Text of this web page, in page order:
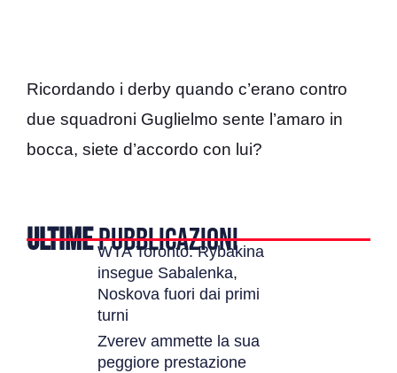
Ricordando i derby quando c’erano contro
due squadroni Guglielmo sente l’amaro in
bocca, siete d’accordo con lui?
ULTIMEPUBBLICAZIONI
WTA Toronto: Rybakina
insegue Sabalenka,
Noskova fuori dai primi
turni
Zverev ammette la sua
peggiore prestazione